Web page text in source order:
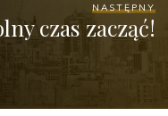
NASTĘPNY
czas zacząć!